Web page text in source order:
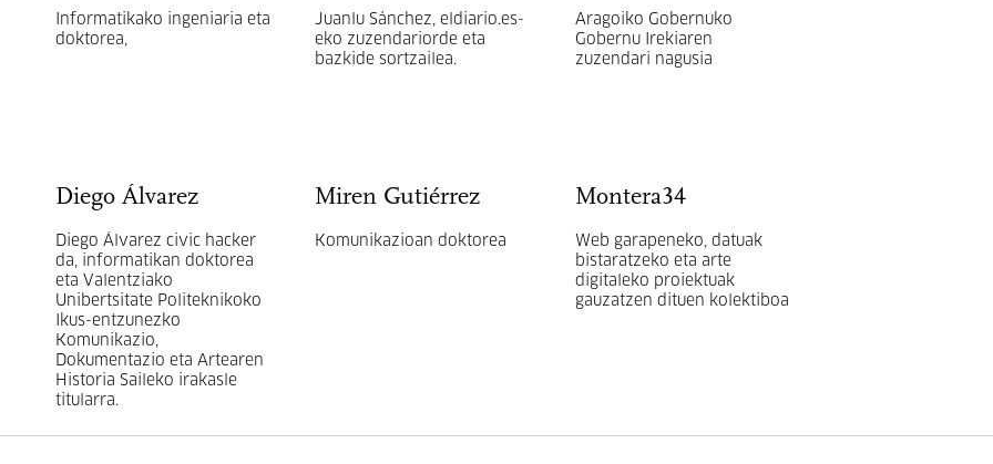
Informatikako ingeniaria eta
doktorea,
Juanlu Sánchez, eldiario.es-
eko zuzendariorde eta
bazkide sortzailea.
Aragoiko Gobernuko
Gobernu Irekiaren
zuzendari nagusia
Diego Álvarez
Diego Álvarez civic hacker
da, informatikan doktorea
eta Valentziako
Unibertsitate Politeknikoko
Ikus-entzunezko
Komunikazio,
Dokumentazio eta Artearen
Historia Saileko irakasle
titularra.
Miren Gutiérrez
Komunikazioan doktorea
Montera34
Web garapeneko, datuak
bistaratzeko eta arte
digitaleko proiektuak
gauzatzen dituen kolektiboa